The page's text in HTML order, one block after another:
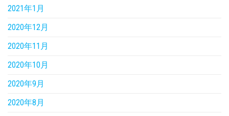
2021年1月
2020年12月
2020年11月
2020年10月
2020年9月
2020年8月